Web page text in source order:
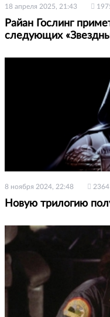
18 апреля 2025, 21:43
Райан Гослинг
следующих
8 ноября 2024, 22:48 2364
Новую трилогию